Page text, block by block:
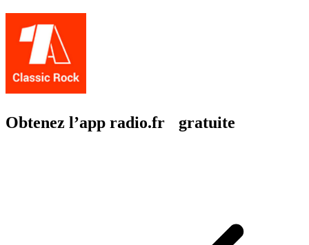
Obtenez l’app radio.fr gratuite